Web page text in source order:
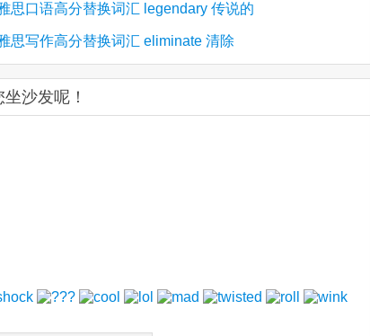
思口语高分替换词汇 legendary 传说的
思写作高分替换词汇 eliminate 清除
沙发呢！